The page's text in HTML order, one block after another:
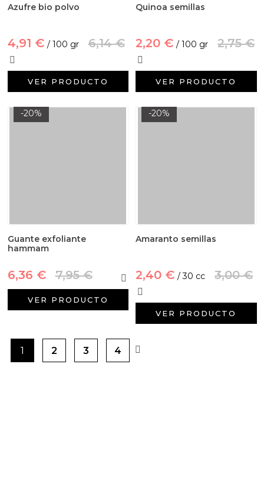
Azufre bio polvo
4,91 € / 100 gr 6,14 €
VER PRODUCTO
Quinoa semillas
2,20 € / 100 gr 2,75 €
VER PRODUCTO
-20%
Guante exfoliante
hammam
6,36 € 7,95 €
VER PRODUCTO
-20%
Amaranto semillas
2,40 € / 30 cc 3,00 €
VER PRODUCTO
1 2 3 4